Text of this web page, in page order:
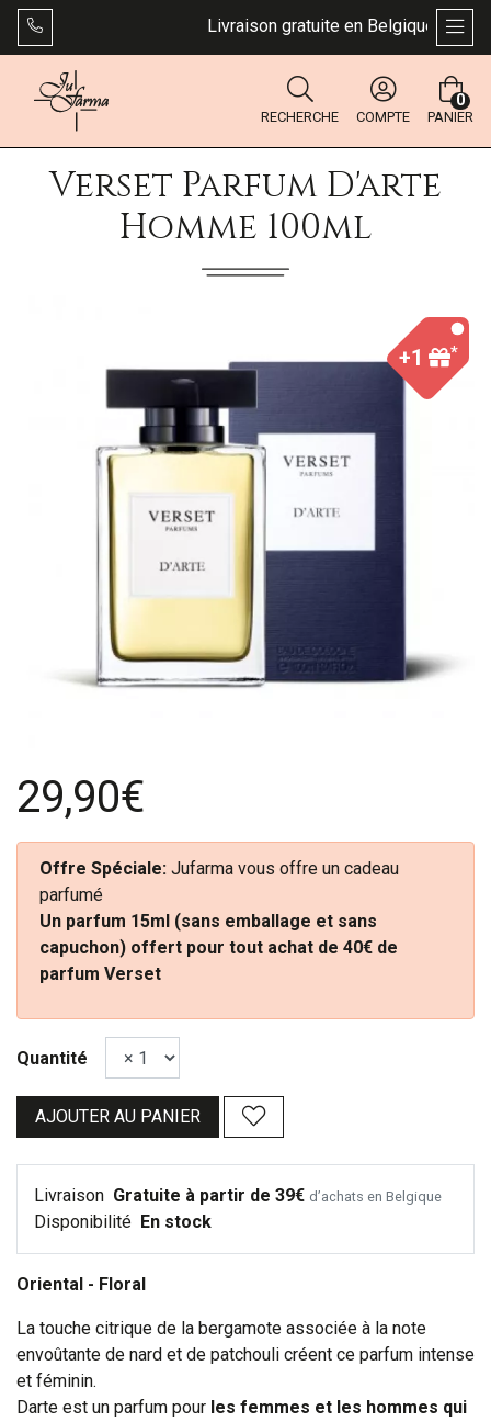
Livraison gratuite en Belgique dès
RECHERCHE COMPTE PANIER
0
Verset Parfum D'arte
Homme 100ml
+1 *
29,90€
Offre Spéciale: Jufarma vous offre un cadeau
parfumé
Un parfum 15ml (sans emballage et sans
capuchon) offert pour tout achat de 40€ de
parfum Verset
Quantité
AJOUTER AU PANIER
Livraison Gratuite à partir de 39€ d’achats en Belgique
Disponibilité En stock
Oriental - Floral
La touche citrique de la bergamote associée à la note
envoûtante de nard et de patchouli créent ce parfum intense
et féminin.
Darte est un parfum pour les femmes et les hommes qui